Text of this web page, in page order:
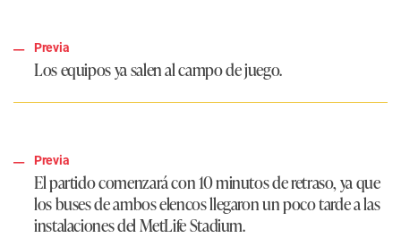
Previa
Los equipos ya salen al campo de juego.
Previa
El partido comenzará con 10 minutos de retraso, ya que
los buses de ambos elencos llegaron un poco tarde a las
instalaciones del MetLife Stadium.